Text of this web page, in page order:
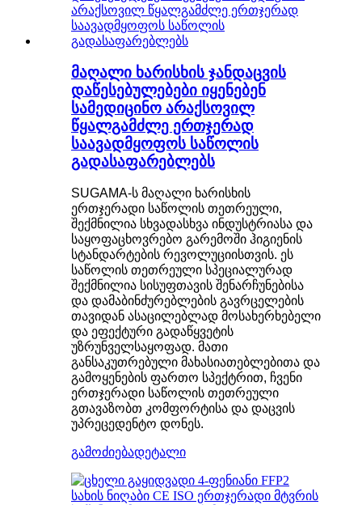
მაღალი ხარისხის ჯანდაცვის
დაწესებულებები იყენებენ
სამედიცინო არაქსოვილ
წყალგამძლე ერთჯერად
საავადმყოფოს საწოლის
გადასაფარებლებს
SUGAMA-ს მაღალი ხარისხის
ერთჯერადი საწოლის თეთრეული,
შექმნილია სხვადასხვა ინდუსტრიასა და
საყოფაცხოვრებო გარემოში ჰიგიენის
სტანდარტების რევოლუციისთვის. ეს
საწოლის თეთრეული სპეციალურად
შექმნილია სისუფთავის შენარჩუნებისა
და დამაბინძურებლების გავრცელების
თავიდან ასაცილებლად მოსახერხებელი
და ეფექტური გადაწყვეტის
უზრუნველსაყოფად. მათი
განსაკუთრებული მახასიათებლებითა და
გამოყენების ფართო სპექტრით, ჩვენი
ერთჯერადი საწოლის თეთრეული
გთავაზობთ კომფორტისა და დაცვის
უპრეცედენტო დონეს.
გამოძიებადეტალი